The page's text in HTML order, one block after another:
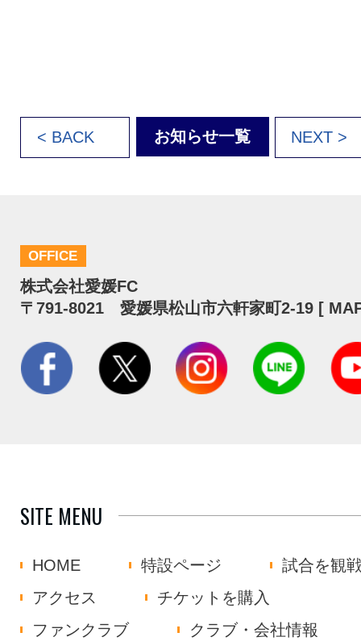
< BACK お知らせ一覧 NEXT >
OFFICE
株式会社愛媛FC
〒791-8021 愛媛県松山市六軒家町2-19 [
SITE MENU
HOME 特設ページ
試合を観
アクセス
チケットを購入
ファンクラブ
クラブ・会社情報